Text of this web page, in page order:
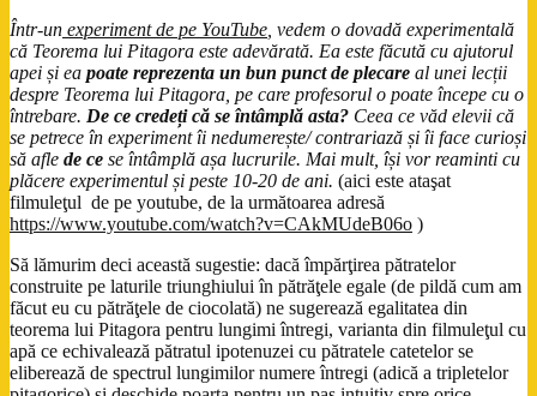
Într-un experiment de pe YouTube , vedem o dovadă experimentală
că Teorema lui Pitagora este adevărată. Ea este făcută cu ajutorul
apei și ea poate reprezenta un bun punct de plecare al unei lecții
despre Teorema lui Pitagora, pe care profesorul o poate începe cu o
întrebare. De ce credeți că se întâmplă asta? Ceea ce văd elevii că
se petrece în experiment îi nedumerește/ contrariază și îi face curioși
să afle de ce se întâmplă așa lucrurile. Mai mult, își vor reaminti cu
plăcere experimentul și peste 10-20 de ani. (aici este ataşat
filmuleţul de pe youtube, de la următoarea adresă
https://www.youtube.com/watch?v=CAkMUdeB06o )
Să lămurim deci această sugestie: dacă împărţirea pătratelor
construite pe laturile triunghiului în pătrăţele egale (de pildă cum am
făcut eu cu pătrăţele de ciocolată) ne sugerează egalitatea din
teorema lui Pitagora pentru lungimi întregi, varianta din filmuleţul cu
apă ce echivalează pătratul ipotenuzei cu pătratele catetelor se
eliberează de spectrul lungimilor numere întregi (adică a tripletelor